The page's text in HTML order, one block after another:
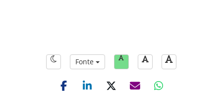
Fonte